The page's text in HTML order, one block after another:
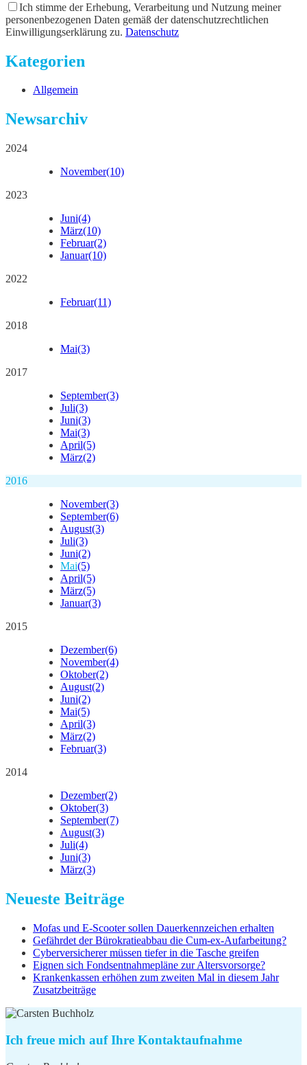
Ich stimme der Erhebung, Verarbeitung und Nutzung meiner
personenbezogenen Daten gemäß der datenschutzrechtlichen
Einwilligungserklärung zu. Datenschutz
Kategorien
Allgemein
Newsarchiv
2024
November(10)
2023
Juni(4)
März(10)
Februar(2)
Januar(10)
2022
Februar(11)
2018
Mai(3)
2017
September(3)
Juli(3)
Juni(3)
Mai(3)
April(5)
März(2)
2016
November(3)
September(6)
August(3)
Juli(3)
Juni(2)
Mai(5)
April(5)
März(5)
Januar(3)
2015
Dezember(6)
November(4)
Oktober(2)
August(2)
Juni(2)
Mai(5)
April(3)
März(2)
Februar(3)
2014
Dezember(2)
Oktober(3)
September(7)
August(3)
Juli(4)
Juni(3)
März(3)
Neueste Beiträge
Mofas und E-Scooter sollen Dauerkennzeichen erhalten
Gefährdet der Bürokratieabbau die Cum-ex-Aufarbeitung?
Cyberversicherer müssen tiefer in die Tasche greifen
Eignen sich Fondsentnahmepläne zur Altersvorsorge?
Krankenkassen erhöhen zum zweiten Mal in diesem Jahr
Zusatzbeiträge
Ich freue mich auf Ihre Kontaktaufnahme